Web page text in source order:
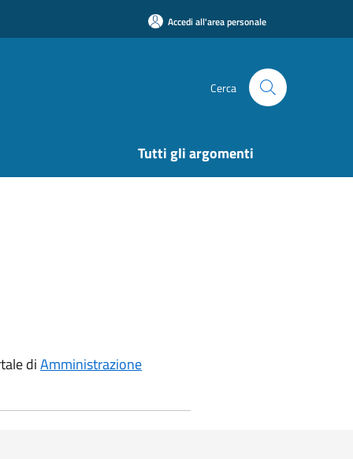
Accedi all'area personale
Cerca
Tutti gli argomenti
diAmministrazione